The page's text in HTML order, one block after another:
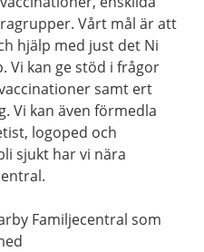
Vårt mål är att
hjälp med just det Ni
Vi kan ge stöd i frågor
samt ert
Vi kan även förmedla
logoped och
sjukt har vi nära
Familjecentral som